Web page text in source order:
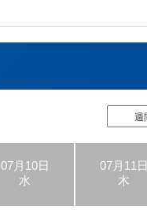
07月10日
水
07月11日
木